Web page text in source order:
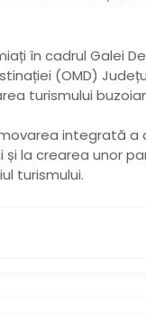
în cadrul Galei
(OMD)
turismului
integrată a
și la crearea unor
turismului.